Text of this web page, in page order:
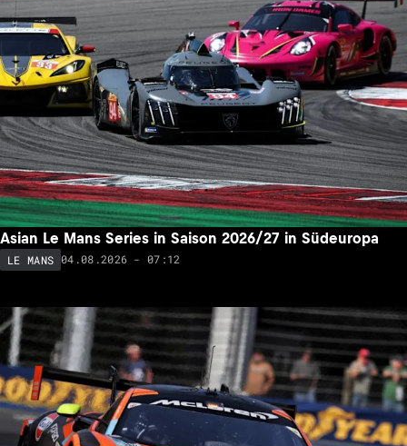
Asian Le Mans Series in Saison 2026/27 in Südeuropa
LE MANS 04.08.2026 - 07:12